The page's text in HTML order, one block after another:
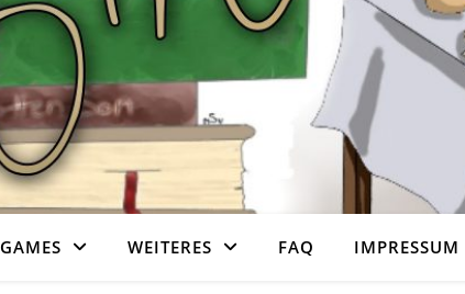
GAMES WEITERES FAQ IMPRESSUM